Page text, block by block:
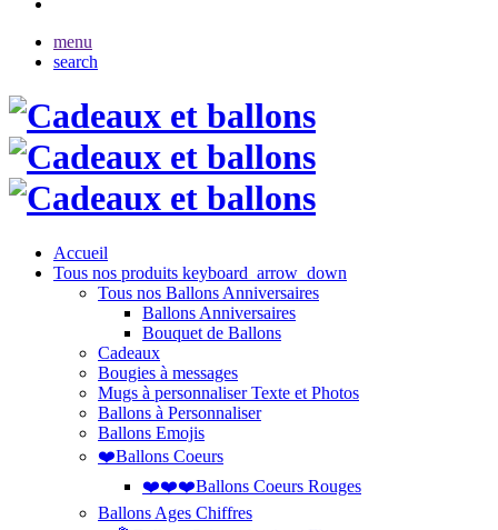
menu
search
Accueil
Tous nos produits keyboard_arrow_down
Tous nos Ballons Anniversaires
Ballons Anniversaires
Bouquet de Ballons
Cadeaux
Bougies à messages
Mugs à personnaliser Texte et Photos
Ballons à Personnaliser
Ballons Emojis
❤️Ballons Coeurs
❤️❤️❤️Ballons Coeurs Rouges
Ballons Ages Chiffres